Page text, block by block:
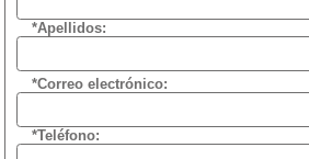
*Apellidos:
*Correo electrónico:
*Teléfono: